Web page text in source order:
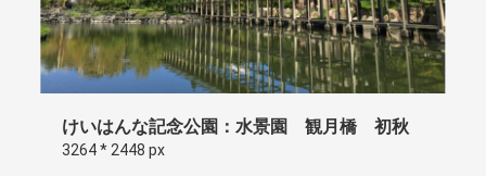
けいはんな記念公園：水景園 観月橋 初秋
3264 * 2448 px